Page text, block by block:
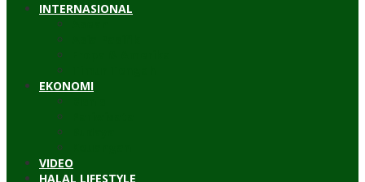
INTERNASIONAL
EKONOMI
VIDEO
HALAL LIFESTYLE